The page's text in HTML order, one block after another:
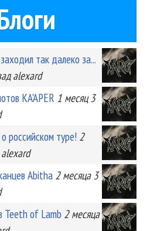
так далеко за...
alexard
KA'APER 1 месяц 3
российском туре! 2
alexard
Abitha 2 месяца 3
Teeth of Lamb 2 месяца